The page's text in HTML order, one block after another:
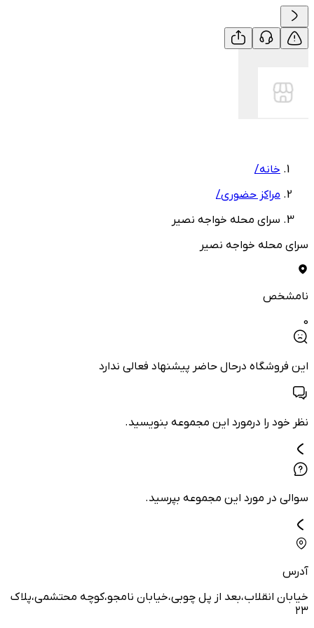
خانه/
مراکز حضوری/
سرای محله خواجه نصیر
سرای محله خواجه نصیر
نامشخص
0
این فروشگاه درحال حاضر پیشنهاد فعالی ندارد
نظر خود را درمورد این مجموعه بنویسید.
سوالی در مورد این مجموعه بپرسید.
آدرس
خیابان انقلاب،بعد از پل چوبی،خیابان نامجو،کوچه محتشمی،پلاک
۲۳